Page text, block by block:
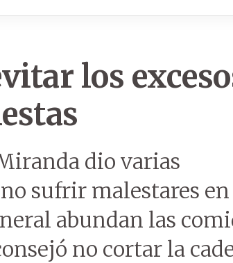
los
dio varias
sufrir malestares en
abundan las
no cortar la